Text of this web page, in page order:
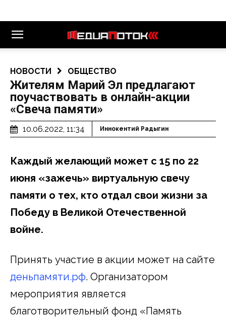
НОВОСТИ ОБЩЕСТВО
Жителям Марий Эл предлагают
поучаствовать в онлайн-акции
«Свеча памяти»
10.06.2022, 11:34 Иннокентий Радыгин
Каждый желающий может с 15 по 22
июня «зажечь» виртуальную свечу
памяти о тех, кто отдал свои жизни за
Победу в Великой Отечественной
войне.
Принять участие в акции может на сайте
деньпамяти.рф. Организатором
мероприятия является
благотворительный фонд «Память